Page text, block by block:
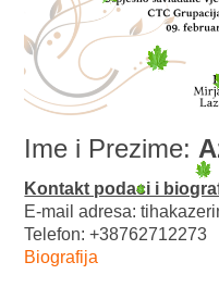
Ime i Prezime:
Kontakt podaci i
E-mail adresa:
Telefon: +38762712273
Biografija